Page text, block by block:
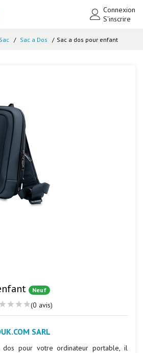
Connexion
S'inscrire
Sac Sac a Dos Sac a dos pour enfant
Neuf
(0 avis)
SARL
pour votre ordinateur portable, il